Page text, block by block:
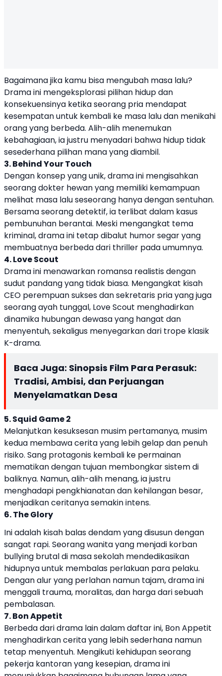
Bagaimana jika kamu bisa mengubah masa lalu?
Drama ini mengeksplorasi pilihan hidup dan
konsekuensinya ketika seorang pria mendapat
kesempatan untuk kembali ke masa lalu dan menikahi
orang yang berbeda. Alih-alih menemukan
kebahagiaan, ia justru menyadari bahwa hidup tidak
sesederhana pilihan mana yang diambil.
3. Behind Your Touch
Dengan konsep yang unik, drama ini mengisahkan
seorang dokter hewan yang memiliki kemampuan
melihat masa lalu seseorang hanya dengan sentuhan.
Bersama seorang detektif, ia terlibat dalam kasus
pembunuhan berantai. Meski mengangkat tema
kriminal, drama ini tetap dibalut humor segar yang
membuatnya berbeda dari thriller pada umumnya.
4. Love Scout
Drama ini menawarkan romansa realistis dengan
sudut pandang yang tidak biasa. Mengangkat kisah
CEO perempuan sukses dan sekretaris pria yang juga
seorang ayah tunggal, Love Scout menghadirkan
dinamika hubungan dewasa yang hangat dan
menyentuh, sekaligus menyegarkan dari trope klasik
K-drama.
Baca Juga: Sinopsis Film Para Perasuk:
Tradisi, Ambisi, dan Perjuangan
Menyelamatkan Desa
5. Squid Game 2
Melanjutkan kesuksesan musim pertamanya, musim
kedua membawa cerita yang lebih gelap dan penuh
risiko. Sang protagonis kembali ke permainan
mematikan dengan tujuan membongkar sistem di
baliknya. Namun, alih-alih menang, ia justru
menghadapi pengkhianatan dan kehilangan besar,
menjadikan ceritanya semakin intens.
6. The Glory
Ini adalah kisah balas dendam yang disusun dengan
sangat rapi. Seorang wanita yang menjadi korban
bullying brutal di masa sekolah mendedikasikan
hidupnya untuk membalas perlakuan para pelaku.
Dengan alur yang perlahan namun tajam, drama ini
menggali trauma, moralitas, dan harga dari sebuah
pembalasan.
7. Bon Appetit
Berbeda dari drama lain dalam daftar ini, Bon Appetit
menghadirkan cerita yang lebih sederhana namun
tetap menyentuh. Mengikuti kehidupan seorang
pekerja kantoran yang kesepian, drama ini